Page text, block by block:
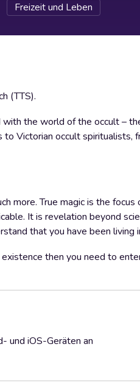
Freizeit und Leben
(TTS).
the world of the occult –
Victorian occult
more. True magic is the
It is revelation beyond
that you have been living
then you need to
und iOS-Geräten an